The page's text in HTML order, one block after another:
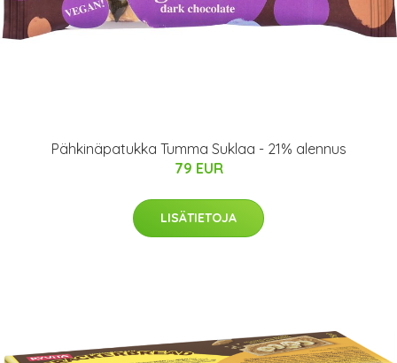
Pähkinäpatukka Tumma Suklaa - 21% alennus
79 EUR
LISÄTIETOJA